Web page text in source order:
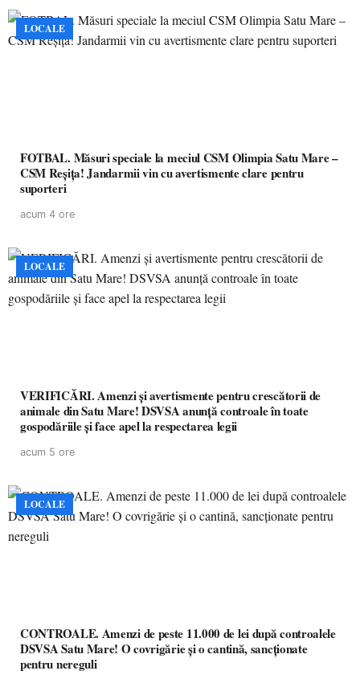
LOCALE
FOTBAL. Măsuri speciale la meciul CSM Olimpia Satu Mare –
CSM Reșița! Jandarmii vin cu avertismente clare pentru
suporteri
acum 4 ore
LOCALE
VERIFICĂRI. Amenzi și avertismente pentru crescătorii de
animale din Satu Mare! DSVSA anunță controale în toate
gospodăriile și face apel la respectarea legii
acum 5 ore
LOCALE
CONTROALE. Amenzi de peste 11.000 de lei după controalele
DSVSA Satu Mare! O covrigărie și o cantină, sancționate
pentru nereguli